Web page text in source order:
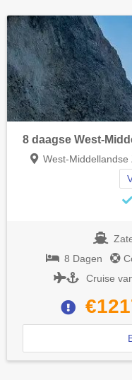
West-
8 Dagen
Cruise